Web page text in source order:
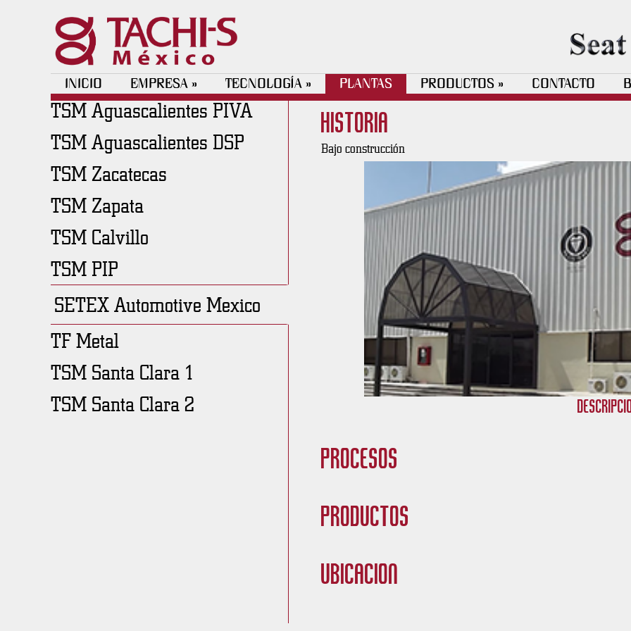
INICIO EMPRESA » TECNOLOGÍA » PLANTAS PRODUCTOS » CONTACTO
Historia
Bajo construcción
Descripción
Procesos
Productos
Ubicación
TSM Aguascalientes PIVA
TSM Aguascalientes DSP
TSM Zacatecas
TSM Zapata
TSM Calvillo
TSM PIP
SETEX Automotive Mexico
TF Metal
TSM Santa Clara 1
TSM Santa Clara 2